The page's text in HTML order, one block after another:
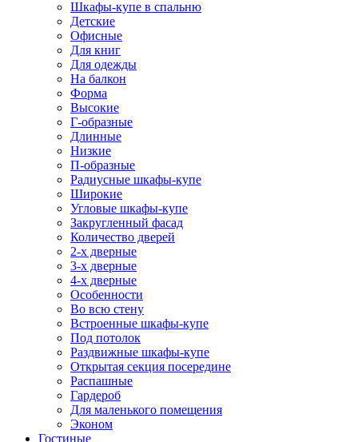
Шкафы-купе в спальню
Детские
Офисные
Для книг
Для одежды
На балкон
Форма
Высокие
Г-образные
Длинные
Низкие
П-образные
Радиусные шкафы-купе
Широкие
Угловые шкафы-купе
Закругленный фасад
Количество дверей
2-х дверные
3-х дверные
4-х дверные
Особенности
Во всю стену
Встроенные шкафы-купе
Под потолок
Раздвижные шкафы-купе
Открытая секция посередине
Распашные
Гардероб
Для маленького помещения
Эконом
Гостиные